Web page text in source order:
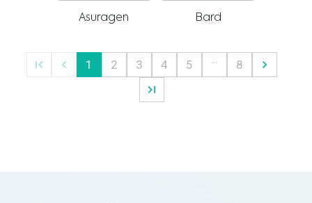
Asuragen Bard
1 2 3 4 5 8